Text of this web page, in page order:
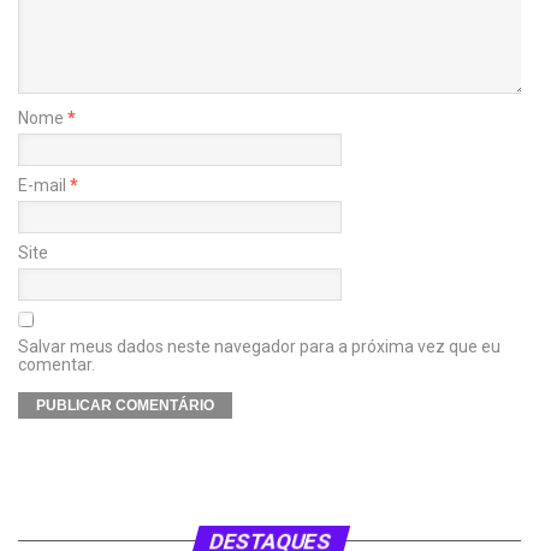
Nome *
E-mail *
Site
Salvar meus dados neste navegador para a próxima vez que eu
comentar.
DESTAQUES